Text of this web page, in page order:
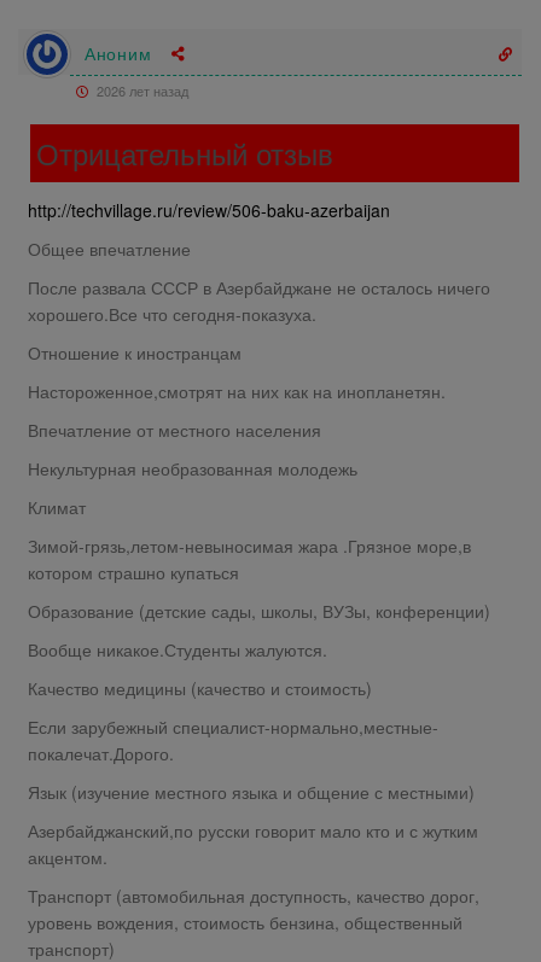
Аноним
2026 лет назад
Отрицательный отзыв
http://techvillage.ru/review/506-baku-azerbaijan
Общее впечатление
После развала СССР в Азербайджане не осталось ничего
хорошего.Все что сегодня-показуха.
Отношение к иностранцам
Настороженное,смотрят на них как на инопланетян.
Впечатление от местного населения
Некультурная необразованная молодежь
Климат
Зимой-грязь,летом-невыносимая жара .Грязное море,в
котором страшно купаться
Образование (детские сады, школы, ВУЗы, конференции)
Вообще никакое.Студенты жалуются.
Качество медицины (качество и стоимость)
Если зарубежный специалист-нормально,местные-
покалечат.Дорого.
Язык (изучение местного языка и общение с местными)
Азербайджанский,по русски говорит мало кто и с жутким
акцентом.
Транспорт (автомобильная доступность, качество дорог,
уровень вождения, стоимость бензина, общественный
транспорт)